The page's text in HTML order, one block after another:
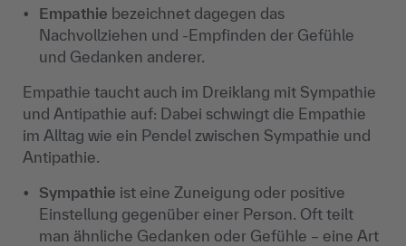
Empathie bezeichnet dagegen das
Nachvollziehen und -Empfinden der Gefühle
und Gedanken anderer.
Empathie taucht auch im Dreiklang mit Sympathie
und Antipathie auf: Dabei schwingt die Empathie
im Alltag wie ein Pendel zwischen Sympathie und
Antipathie.
Sympathie ist eine Zuneigung oder positive
Einstellung gegenüber einer Person. Oft teilt
man ähnliche Gedanken oder Gefühle – eine Art